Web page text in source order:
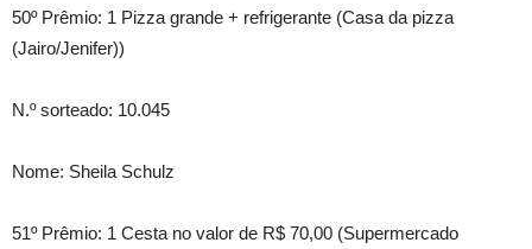
50º Prêmio: 1 Pizza grande + refrigerante (Casa da pizza
(Jairo/Jenifer))
N.º sorteado: 10.045
Nome: Sheila Schulz
51º Prêmio: 1 Cesta no valor de R$ 70,00 (Supermercado